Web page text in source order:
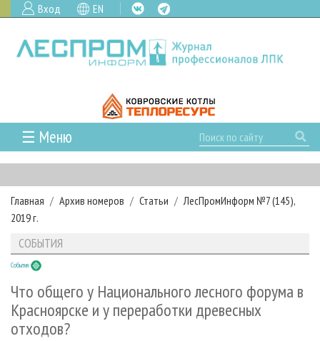
Вход EN
☰ Меню
ГЛАВНАЯ
РУБРИКИ И ТЕМЫ
РУБРИКИ ЖУРНАЛА
ЛЕСОЗАГОТОВКА
ДЕРЕВООБРАБОТКА
СУШКА ДРЕВЕСИНЫ
НОВОСТИ
НОВОСТИ ЛПК
НОВОСТИ ЖУРНАЛА
НОВОСТИ КОМПАНИЙ
ПРОЕКТЫ ЛПИ
АНАЛИТИКА
ПРЕДПРИЯТИЯ ЛПК
ЛЕСНЫЕ РЕГИОНЫ РОССИИ
ПЕРСОНЫ
АРХИВ
АРХИВ ЖУРНАЛОВ
СТАТЬИ
О ЖУРНАЛЕ
ПОДПИСКА
КОНТАКТЫ
РЕКЛАМОДАТЕЛЯМ
РЕКЛАМА
Главная Архив номеров Статьи
ЛесПромИнформ №7 (145),
2019 г.
СОБЫТИЯ
События
Что общего у Национального лесного форума в
Красноярске и у переработки древесных
отходов?